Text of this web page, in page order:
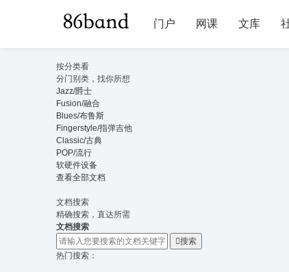
门户 网课 文库
按分类看
分门别类，找你所想
Jazz/爵士
Fusion/融合
Blues/布鲁斯
Fingerstyle/指弹吉他
Classic/古典
POP/流行
软硬件设备
查看全部文档
文档搜索
精确搜索，直达所需
文档搜索
搜索
热门搜索：